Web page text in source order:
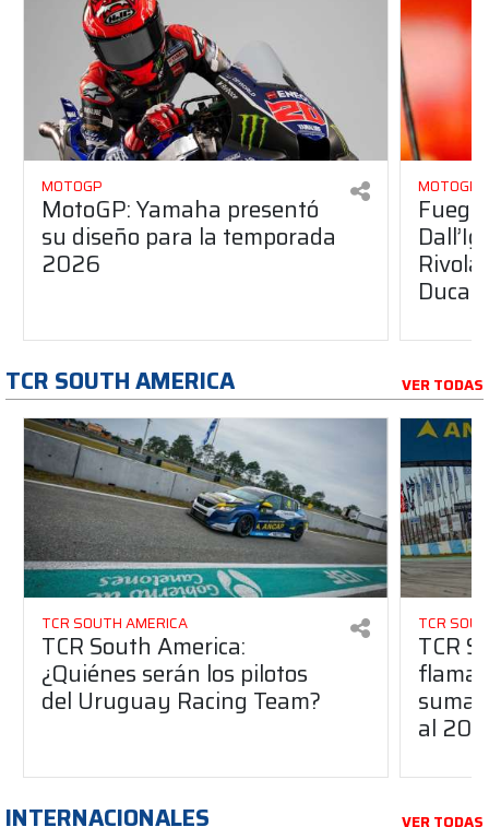
MOTOGP
MotoGP: Yamaha presentó
su diseño para la temporada
2026
MOTOGP
Ducati
TCR SOUTH AMERICA VER TODAS
TCR SOUTH AMERICA
TCR South America:
¿Quiénes serán los pilotos
del Uruguay Racing Team?
TCR
TCR
suma
al
INTERNACIONALES VER TODAS